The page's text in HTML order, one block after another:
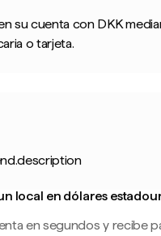
su cuenta con DKK
o tarjeta.
local en dólares
en segundos y recibe